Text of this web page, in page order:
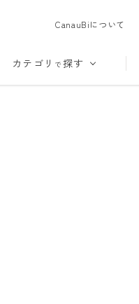
CanauBiについて
カテゴリ で探す